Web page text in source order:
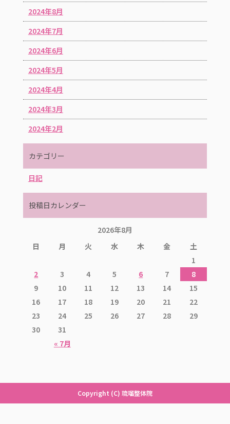
2024年8月
2024年7月
2024年6月
2024年5月
2024年4月
2024年3月
2024年2月
カテゴリー
日記
投稿日カレンダー
2026年8月
日
月 火 水 木 金 土
« 7月
1
2
3 4 5 6 7
8
9
10 11 12 13 14
15
16
17 18 19 20 21
22
23
24 25 26 27 28
29
30
31
Copyright (C) 琉瑠整体院